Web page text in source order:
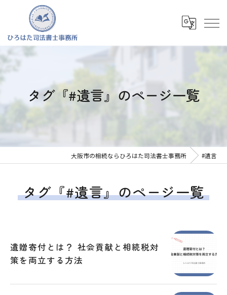
タグ『#遺言』のページ一覧
大阪市の相続ならひろはた司法書士事務所 #遺言
タグ『#遺言』のページ一覧
遺贈寄付とは？ 社会貢献と相続税対
策を両立する方法